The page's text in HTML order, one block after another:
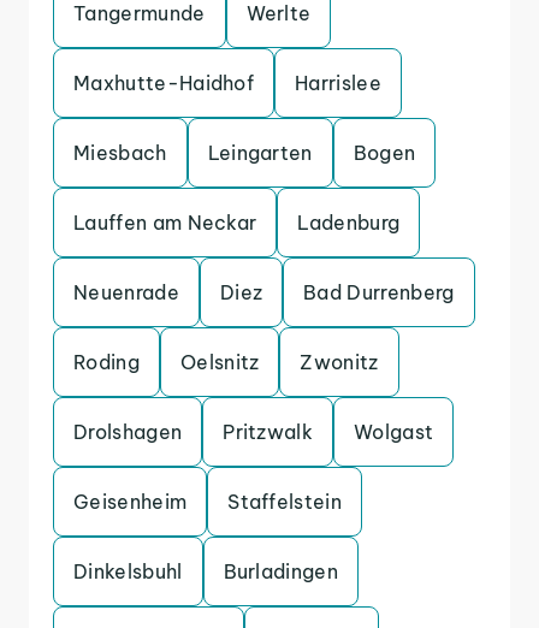
Tangermunde Werlte
Maxhutte-Haidhof Harrislee
Miesbach Leingarten Bogen
Lauffen am Neckar Ladenburg
Neuenrade Diez Bad Durrenberg
Roding Oelsnitz Zwonitz
Drolshagen Pritzwalk Wolgast
Geisenheim Staffelstein
Dinkelsbuhl Burladingen